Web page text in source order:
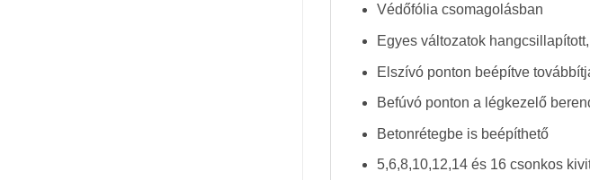
Védőfólia csomagolásban
Egyes változatok
Elszívó ponton beépítve
Befúvó ponton a légkezelő
Betonrétegbe is beépíthető
5,6,8,10,12,14 és 16 csonkos